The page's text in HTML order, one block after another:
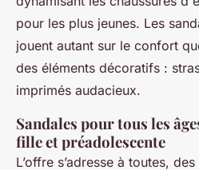
pour les plus jeunes. Les
jouent autant sur le confort
des éléments décoratifs :
imprimés audacieux.
Sandales pour tous les
fille et préadolescente
L’offre s’adresse à toutes,